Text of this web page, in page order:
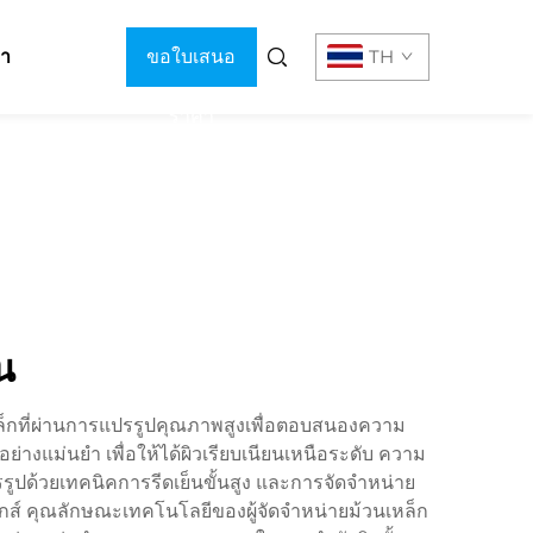
ขอใบเสนอ TH
ที่ผ่านการแปรรูปคุณภาพสูงเพื่อตอบสนองความ
งแม่นยำ เพื่อให้ได้ผิวเรียบเนียนเหนือระดับ ความ
ด้วยเทคนิคการรีดเย็นขั้นสูง และการจัดจำหน่าย
ส์ คุณลักษณะเทคโนโลยีของผู้จัดจำหน่ายม้วนเหล็ก